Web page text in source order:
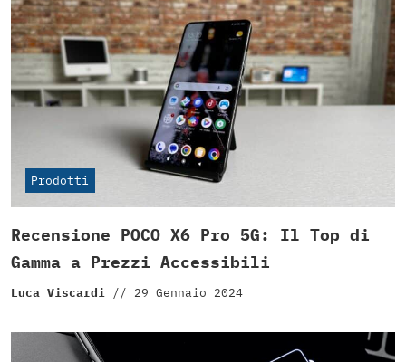
Prodotti
Recensione POCO X6 Pro 5G: Il Top di
Gamma a Prezzi Accessibili
Luca Viscardi // 29 Gennaio 2024